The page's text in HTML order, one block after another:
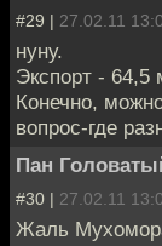
#29 | 27.02.11
нуну.
Экспорт -
Конечно,
вопрос-где
Пан
#30 | 27.02.11
Жаль